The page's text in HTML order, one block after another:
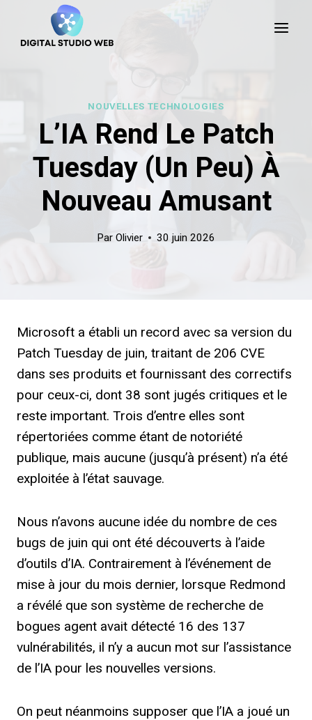
content
NOUVELLES TECHNOLOGIES
L’IA Rend Le Patch
Tuesday (un Peu) À
Nouveau Amusant
Par Olivier 30 juin 2026
Microsoft a établi un record avec sa version du
Patch Tuesday de juin, traitant de 206 CVE
dans ses produits et fournissant des correctifs
pour ceux-ci, dont 38 sont jugés critiques et le
reste important. Trois d’entre elles sont
répertoriées comme étant de notoriété
publique, mais aucune (jusqu’à présent) n’a été
exploitée à l’état sauvage.
Nous n’avons aucune idée du nombre de ces
bugs de juin qui ont été découverts à l’aide
d’outils d’IA. Contrairement à l’événement de
mise à jour du mois dernier, lorsque Redmond
a révélé que son système de recherche de
bogues agent avait détecté 16 des 137
vulnérabilités, il n’y a aucun mot sur l’assistance
de l’IA pour les nouvelles versions.
On peut néanmoins supposer que l’IA a joué un